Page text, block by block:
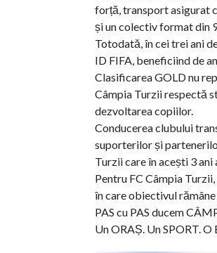
forță, transport asigurat
și un colectiv format din
Totodată, în cei trei ani
ID FIFA, beneficiind de
Clasificarea GOLD nu
Câmpia Turzii respectă
dezvoltarea copiilor.
Conducerea clubului
suporterilor și
Turzii care în acești 3
Pentru FC Câmpia
în care obiectivul
PAS cu PAS ducem
Un ORAȘ. Un SPORT. O